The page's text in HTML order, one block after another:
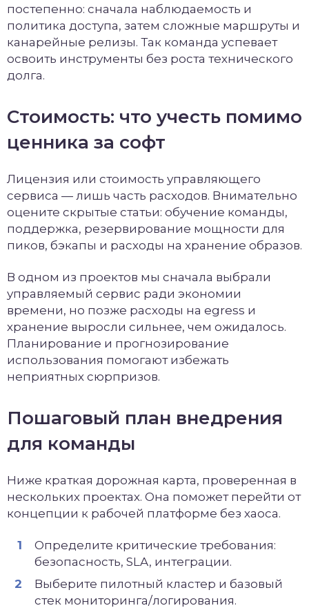
постепенно: сначала наблюдаемость и
политика доступа, затем сложные маршруты и
канарейные релизы. Так команда успевает
освоить инструменты без роста технического
долга.
Стоимость: что учесть помимо
ценника за софт
Лицензия или стоимость управляющего
сервиса — лишь часть расходов. Внимательно
оцените скрытые статьи: обучение команды,
поддержка, резервирование мощности для
пиков, бэкапы и расходы на хранение образов.
В одном из проектов мы сначала выбрали
управляемый сервис ради экономии
времени, но позже расходы на egress и
хранение выросли сильнее, чем ожидалось.
Планирование и прогнозирование
использования помогают избежать
неприятных сюрпризов.
Пошаговый план внедрения
для команды
Ниже краткая дорожная карта, проверенная в
нескольких проектах. Она поможет перейти от
концепции к рабочей платформе без хаоса.
Определите критические требования:
безопасность, SLA, интеграции.
Выберите пилотный кластер и базовый
стек мониторинга/логирования.